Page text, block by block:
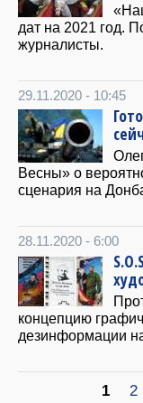
дат на 2021 год.
журналисты.
29.11.2020 - 10:45
Весны» о
сценария на
28.11.2020 - 6:00
концепцию
дезинформации
1 2